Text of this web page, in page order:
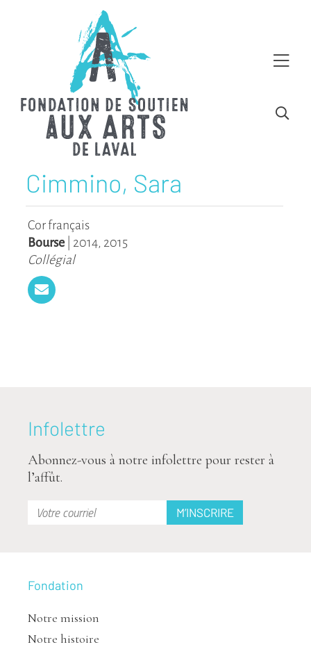
Cimmino, Sara
Cor français
Bourse
2014, 2015
Collégial
Infolettre
Abonnez-vous à notre infolettre pour rester à
l’affût.
Fondation
Notre mission
Notre histoire